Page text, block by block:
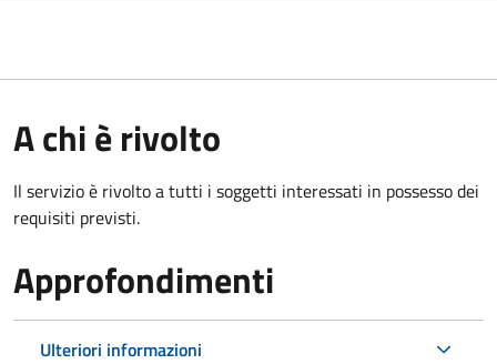
A chi è rivolto
Il servizio è rivolto a tutti i soggetti interessati in possesso dei
requisiti previsti.
Approfondimenti
Ulteriori informazioni